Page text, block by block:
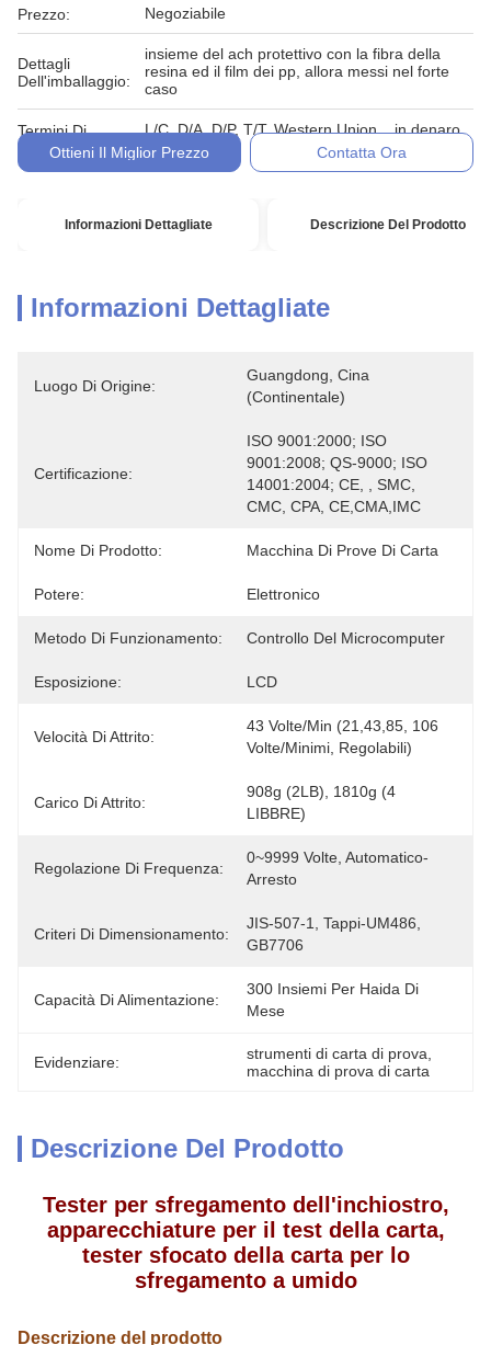
Prezzo: Negoziabile
Dettagli
Dell'imballaggio:
insieme del ach protettivo con la fibra della
resina ed il film dei pp, allora messi nel forte
caso
Termini Di
Pagamento:
L/C, D/A, D/P, T/T, Western Union, , in denaro,
impegno
Ottieni Il Miglior Prezzo Contatta Ora
Informazioni Dettagliate Descrizione Del Prodotto
Informazioni Dettagliate
Luogo Di Origine:
Guangdong, Cina
(continentale)
Certificazione:
ISO 9001:2000; ISO
9001:2008; QS-9000; ISO
14001:2004; CE, , SMC,
CMC, CPA, CE,CMA,IMC
Nome Di Prodotto: Macchina Di Prove Di Carta
Potere: Elettronico
Metodo Di Funzionamento: Controllo Del Microcomputer
Esposizione: LCD
Velocità Di Attrito:
43 Volte/min (21,43,85, 106
Volte/minimi, Regolabili)
Carico Di Attrito:
908g (2LB), 1810g (4
LIBBRE)
Regolazione Di Frequenza:
0~9999 Volte, Automatico-
Arresto
Criteri Di Dimensionamento:
JIS-507-1, Tappi-UM486,
GB7706
Capacità Di Alimentazione:
300 Insiemi Per Haida Di
Mese
Evidenziare: strumenti di carta di prova
macchina di prova di carta
Descrizione Del Prodotto
Tester per sfregamento dell'inchiostro,
apparecchiature per il test della carta,
tester sfocato della carta per lo
sfregamento a umido
Descrizione del prodotto